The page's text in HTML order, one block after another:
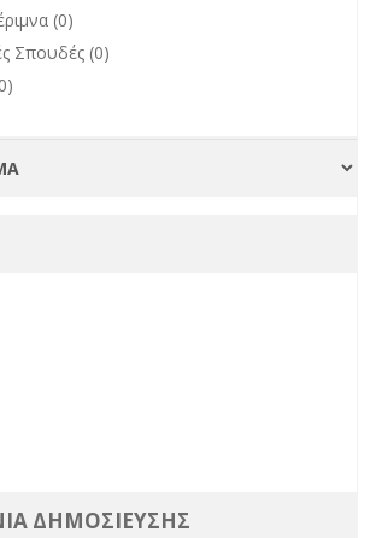
(0)
Σπουδές (0)
filter
ΔΗΜΟΣΙΕΥΣΗΣ